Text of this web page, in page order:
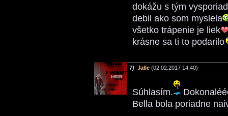
dokážu s tým
debil ako som myslela
všetko trápenie je liek
krásne sa ti to podarilo
7) Jalle (02.02.2017 14:40)
Súhlasím.
Bella bola poriadne